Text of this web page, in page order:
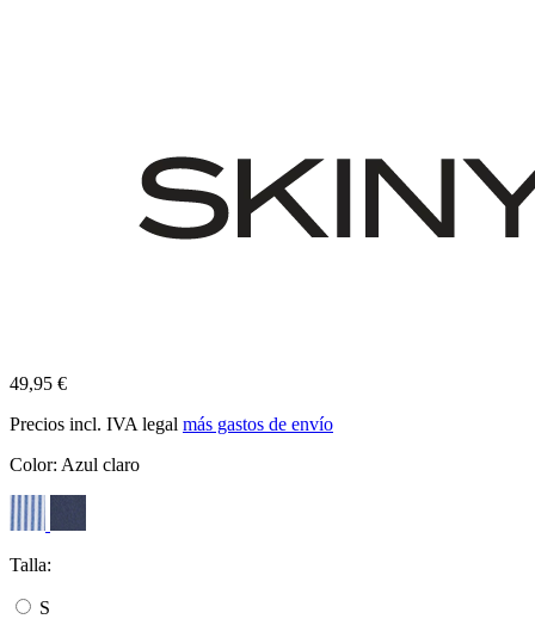
49,95 €
Precios incl. IVA legal más gastos de envío
Color: Azul claro
Talla:
S